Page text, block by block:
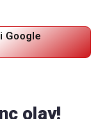
Google
olay!